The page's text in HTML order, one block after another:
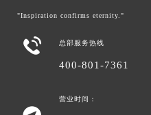
"Inspiration confirms eternity."
 总部服务热线
400-801-7361
营业时间：